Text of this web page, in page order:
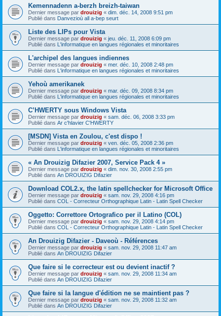
Kemennadenn a-berzh breizh-taiwan
Dernier message par drouizig « dim. déc. 14, 2008 9:51 pm
Publié dans Danvezioù all a-bep seurt
Liste des LIPs pour Vista
Dernier message par drouizig « jeu. déc. 11, 2008 6:09 pm
Publié dans L'informatique en langues régionales et minoritaires
L'archipel des langues indiennes
Dernier message par drouizig « mer. déc. 10, 2008 2:48 pm
Publié dans L'informatique en langues régionales et minoritaires
Yehoù amerikanek
Dernier message par drouizig « mar. déc. 09, 2008 8:34 pm
Publié dans L'informatique en langues régionales et minoritaires
C’HWERTY sous Windows Vista
Dernier message par drouizig « sam. déc. 06, 2008 3:33 pm
Publié dans Ar c'hlavier C'HWERTY
[MSDN] Vista en Zoulou, c'est dispo !
Dernier message par drouizig « ven. déc. 05, 2008 2:36 pm
Publié dans L'informatique en langues régionales et minoritaires
« An Drouizig Difazier 2007, Service Pack 4 »
Dernier message par drouizig « dim. nov. 30, 2008 2:55 pm
Publié dans An DROUIZIG Difazier
Download COL2.x, the latin spellchecker for Microsoft Office
Dernier message par drouizig « sam. nov. 29, 2008 4:16 pm
Publié dans COL - Correcteur Orthographique Latin - Latin Spell Checker
Oggetto: Correttore Ortografico per il Latino (COL)
Dernier message par drouizig « sam. nov. 29, 2008 4:14 pm
Publié dans COL - Correcteur Orthographique Latin - Latin Spell Checker
An Drouizig Difazier - Daveoù - Références
Dernier message par drouizig « sam. nov. 29, 2008 11:47 am
Publié dans An DROUIZIG Difazier
Que faire si le correcteur est ou devient inactif ?
Dernier message par drouizig « sam. nov. 29, 2008 11:34 am
Publié dans An DROUIZIG Difazier
Que faire si la langue d'édition ne se maintient pas ?
Dernier message par drouizig « sam. nov. 29, 2008 11:32 am
Publié dans An DROUIZIG Difazier